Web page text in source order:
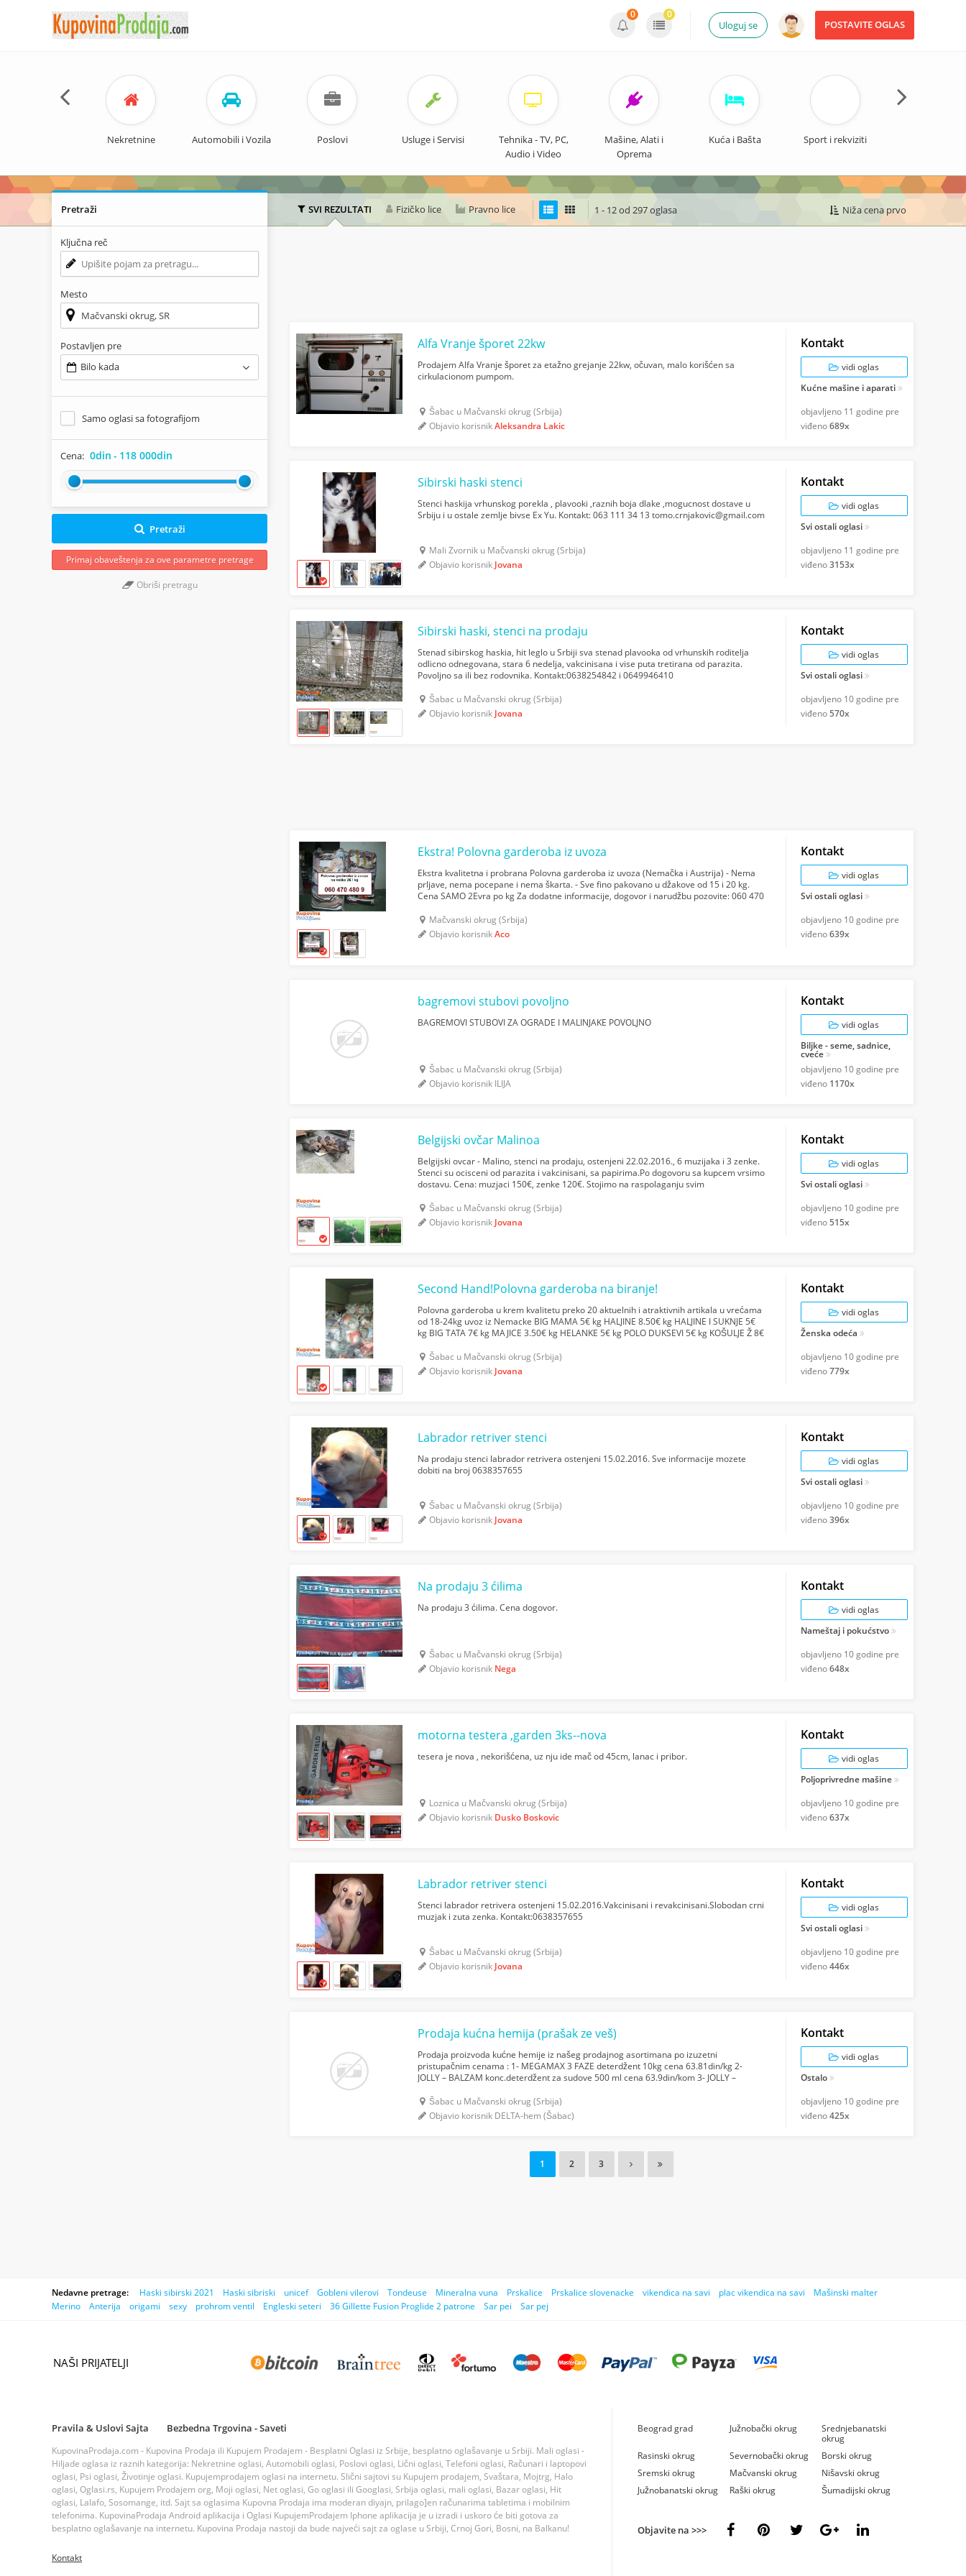
POSTAVITE OGLAS
Uloguj se
0 0
Nekretnine Automobili i Vozila Poslovi Usluge i Servisi
Tehnika - TV, PC,
Audio i Video
Mašine, Alati i
Oprema
Kuća i Bašta Sport i rekviziti
SVI REZULTATI Fizičko lice Pravno lice 1 - 12 od 297 oglasa Niža cena prvo
Alfa Vranje šporet 22kw
Prodajem Alfa Vranje šporet za etažno grejanje 22kw, očuvan, malo korišćen sa
cirkulacionom pumpom.
Šabac u Mačvanski okrug (Srbija)
Objavio korisnikAleksandra Lakic
Kontakt
vidi oglas
Kućne mašine i aparati
objavljeno 11 godine pre
viđeno689x
Sibirski haski stenci
Stenci haskija vrhunskog porekla , plavooki ,raznih boja dlake ,mogucnost dostave u
Srbiju i u ostale zemlje bivse Ex Yu. Kontakt: 063 111 34 13tomo.crnjakovic@gmail.com
Mali Zvornik u Mačvanski okrug (Srbija)
Objavio korisnik Jovana
Kontakt
vidi oglas
Svi ostali oglasi
objavljeno 11 godine pre
viđeno3153x
Sibirski haski, stenci na prodaju
Stenad sibirskog haskia, hit leglo u Srbiji sva stenad plavooka od vrhunskih roditelja
odlicno odnegovana, stara 6 nedelja, vakcinisana i vise puta tretirana od parazita.
Povoljno sa ili bez rodovnika. Kontakt:0638254842 i 0649946410
Šabac u Mačvanski okrug (Srbija)
Objavio korisnik Jovana
Kontakt
vidi oglas
Svi ostali oglasi
objavljeno 10 godine pre
viđeno570x
Ekstra! Polovna garderoba iz uvoza
Ekstra kvalitetna i probrana Polovna garderoba iz uvoza (Nemačka i Austrija) - Nema
prljave, nema pocepane i nema škarta. - Sve fino pakovano u džakove od 15 i 20 kg.
Cena SAMO 2Evra po kg Za dodatne informacije, dogovor i narudžbu pozovite: 060 470
Mačvanski okrug (Srbija)
Objavio korisnikAco
Kontakt
vidi oglas
Svi ostali oglasi
objavljeno 10 godine pre
viđeno639x
bagremovi stubovi povoljno
BAGREMOVI STUBOVI ZA OGRADE I MALINJAKE POVOLJNO
Šabac u Mačvanski okrug (Srbija)
Objavio korisnik ILIJA
Kontakt
vidi oglas
Biljke - seme, sadnice,
cveće
objavljeno 10 godine pre
viđeno 1170x
Belgijski ovčar Malinoa
Belgijski ovcar - Malino, stenci na prodaju, ostenjeni 22.02.2016., 6 muzijaka i 3 zenke.
Stenci su ocisceni od parazita i vakcinisani, sa papirima.Po dogovoru sa kupcem vrsimo
dostavu. Cena: muzjaci 150€, zenke 120€. Stojimo na raspolaganju svim
Šabac u Mačvanski okrug (Srbija)
Objavio korisnik Jovana
Kontakt
vidi oglas
Svi ostali oglasi
objavljeno 10 godine pre
viđeno515x
Second Hand!Polovna garderoba na biranje!
Polovna garderoba u krem kvalitetu preko 20 aktuelnih i atraktivnih artikala u vrećama
od 18-24kg uvoz iz Nemacke BIG MAMA 5€ kg HALJINE 8.50€ kg HALJINE I SUKNJE 5€
kg BIG TATA 7€ kg MAJICE 3.50€ kg HELANKE 5€ kg POLO DUKSEVI 5€ kg KOŠULJE Ž 8€
Šabac u Mačvanski okrug (Srbija)
Objavio korisnik Jovana
Kontakt
vidi oglas
Ženska odeća
objavljeno 10 godine pre
viđeno779x
Labrador retriver stenci
Na prodaju stenci labrador retrivera ostenjeni 15.02.2016. Sve informacije mozete
dobiti na broj 0638357655
Šabac u Mačvanski okrug (Srbija)
Objavio korisnik Jovana
Kontakt
vidi oglas
Svi ostali oglasi
objavljeno 10 godine pre
viđeno396x
Na prodaju 3 ćilima
Na prodaju 3 ćilima. Cena dogovor.
Šabac u Mačvanski okrug (Srbija)
Objavio korisnik Nega
Kontakt
vidi oglas
Nameštaj i pokućstvo
objavljeno 10 godine pre
viđeno648x
motorna testera ,garden 3ks--nova
tesera je nova , nekorišćena, uz nju ide mač od 45cm, lanac i pribor.
Loznica u Mačvanski okrug (Srbija)
Objavio korisnik Dusko Boskovic
Kontakt
vidi oglas
Poljoprivredne mašine
objavljeno 10 godine pre
viđeno637x
Labrador retriver stenci
Stenci labrador retrivera ostenjeni 15.02.2016.Vakcinisani i revakcinisani.Slobodan crni
muzjak i zuta zenka. Kontakt:0638357655
Šabac u Mačvanski okrug (Srbija)
Objavio korisnik Jovana
Kontakt
vidi oglas
Svi ostali oglasi
objavljeno 10 godine pre
viđeno446x
Prodaja kućna hemija (prašak ze veš)
Prodaja proizvoda kućne hemije iz našeg prodajnog asortimana po izuzetni
pristupačnim cenama : 1- MEGAMAX 3 FAZE deterdžent 10kg cena 63.81din/kg 2-
JOLLY – BALZAM konc.deterdžent za sudove 500 ml cena 63.9din/kom 3- JOLLY –
Šabac u Mačvanski okrug (Srbija)
Objavio korisnik DELTA-hem (Šabac)
Kontakt
vidi oglas
Ostalo
objavljeno 10 godine pre
viđeno425x
1 2 3
Pretraži
Ključna reč
Mesto
Postavljen pre
Bilo kada
Samo oglasi sa fotografijom
Cena: 0din - 118 000din
Pretraži
Primaj obaveštenja za ove parametre pretrage
Obriši pretragu
Nedavne pretrage: Haski sibirski 2021 Haski sibriski unicef Gobleni vilerovi Tondeuse Mineralna vuna Prskalice Prskalice slovenacke vikendica na savi plac vikendica na savi
Mašinski malter
Merino
Anterija origami sexy prohrom ventil Engleski seteri 36 Gillette Fusion Proglide 2 patrone Sar pei Sar pej
NAŠI PRIJATELJI
Pravila & Uslovi Sajta Bezbedna Trgovina - Saveti
KupovinaProdaja.com - Kupovina Prodaja ili Kupujem Prodajem - Besplatni Oglasi iz Srbije, besplatno oglašavanje u Srbiji. Mali oglasi -
Hiljade oglasa iz raznih kategorija: Nekretnine oglasi, Automobili oglasi, Poslovi oglasi, Lični oglasi, Telefoni oglasi, Računari i laptopovi
oglasi, Psi oglasi, Životinje oglasi. Kupujemprodajem oglasi na internetu. Slični sajtovi su Kupujem prodajem, Svaštara, Mojtrg, Halo
oglasi, Oglasi.rs, Kupujem Prodajem org, Moji oglasi, Net oglasi, Go oglasi ili Googlasi, Srbija oglasi, mali oglasi, Bazar oglasi, Hit
oglasi, Lalafo, Sosomange, itd. Sajt sa oglasima Kupovna Prodaja ima moderan diyajn, prilago]en računarima tabletima i mobilnim
telefonima. KupovinaProdaja Android aplikacija i Oglasi KupujemProdajem Iphone aplikacija je u izradi i uskoro će biti gotova za
besplatno oglašavanje na internetu. Kupovina Prodaja nastoji da bude najveći sajt za oglase u Srbiji, Crnoj Gori, Bosni, na Balkanu!
Kontakt
Beograd grad Južnobački okrug
Srednjebanatski
okrug
Rasinski okrug
Severnobački okrug
Borski okrug
Sremski okrug
Mačvanski okrug
Nišavski okrug
Južnobanatski okrug
Raški okrug Šumadijski okrug
Objavite na >>>